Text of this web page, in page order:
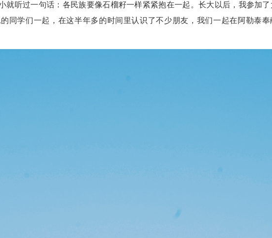
听过一句话：各民族要像石榴籽一样紧紧抱在一起。长大以后，我参加了
同学们一起，在这半年多的时间里认识了不少朋友，我们一起在阿勒泰奉